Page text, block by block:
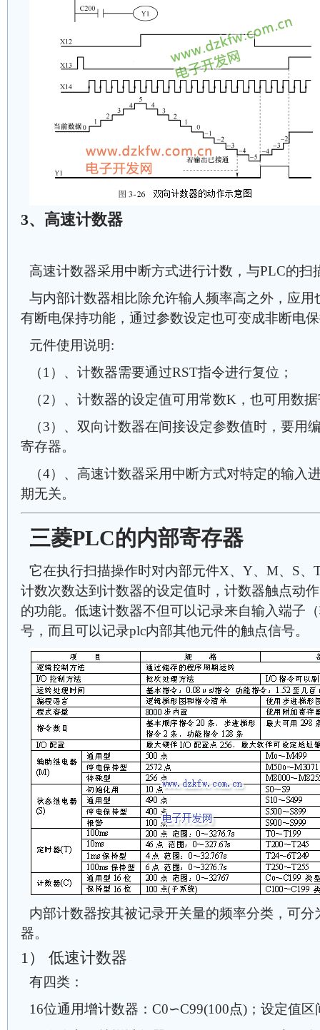
3、高速计数器
高速计数器采用中断方式进行计数，与PLC的扫
与内部计数器相比除允许输人频率高之外，应
有断电保持功能，通过参数设定也可变成非断电
元件使用说明:
（1）、计数器需要通过RST指令进行复位；
（2）、计数器的设定值可用常数K，也可用数
（3）、双向计数器在间接设定参数值时，要用
寄存器。
（4）、高速计数器采用中断方式对特定的输入
期无关。
三菱PLC的内部寄存器
它在执行扫描操作时对内部元件X、Y、M、S、
计数次数达到计数器的设定值时，计数器触点动
的功能。低速计数器不但可以记录来自输入端子
号，而且可以记录plc内部其他元件的触点信号。
内部计数器按其被记录开关量的频率分类，可
器。
1） 低速计数器
有四类：
16位通用增计数器：C0∽C99(100点)；设定值